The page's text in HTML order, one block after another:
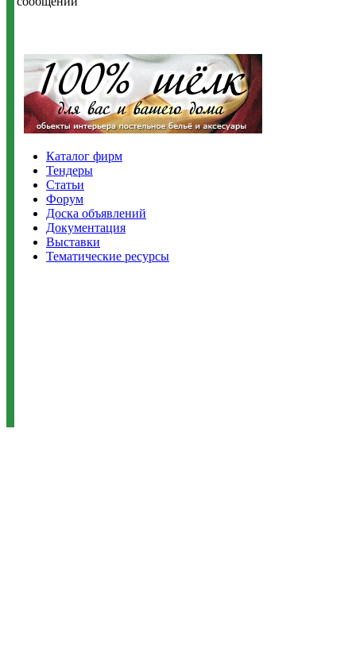
Каталог фирм
Тендеры
Статьи
Форум
Доска объявлений
Документация
Выставки
Тематические ресурсы